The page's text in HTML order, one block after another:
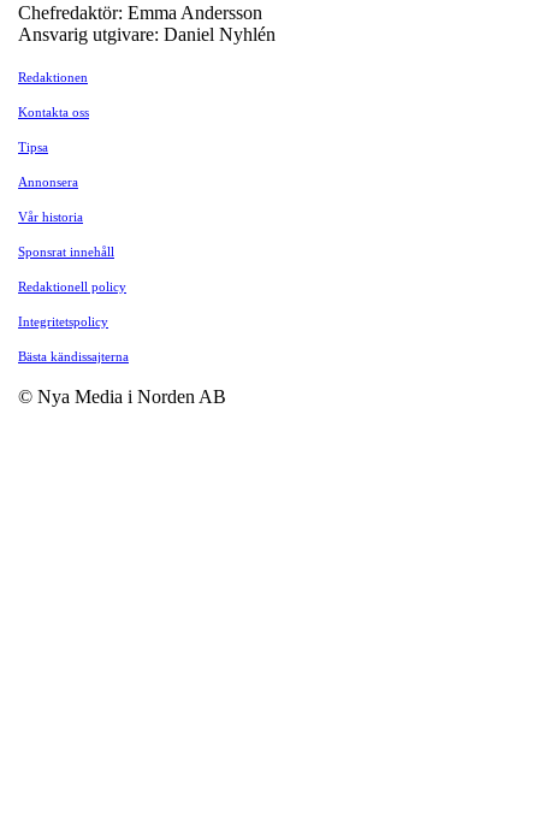
Chefredaktör: Emma Andersson
Ansvarig utgivare: Daniel Nyhlén
Redaktionen
Kontakta oss
Tipsa
Annonsera
Vår historia
Sponsrat innehåll
Redaktionell policy
Integritetspolicy
Bästa kändissajterna
© Nya Media i Norden AB